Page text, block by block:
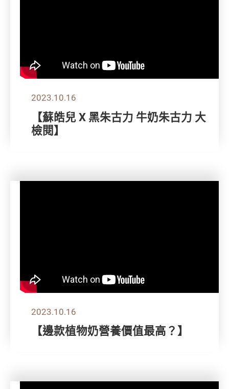
2023.10.16
【蘇皓兒 X 黑朱古力 牛奶朱古力 大
檢閱】
2023.10.16
【邊款植物奶營養價值最高？】